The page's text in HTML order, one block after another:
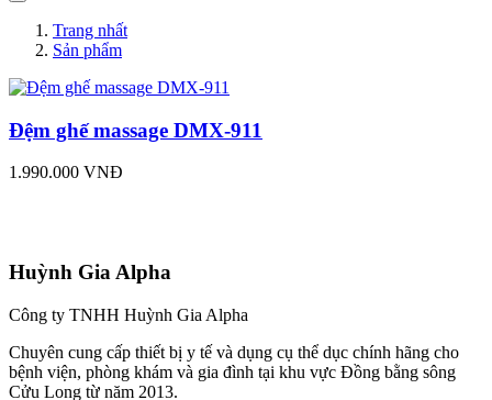
Trang nhất
Sản phẩm
Đệm ghế massage DMX‑911
1.990.000 VNĐ
Huỳnh Gia Alpha
Công ty TNHH Huỳnh Gia Alpha
Chuyên cung cấp thiết bị y tế và dụng cụ thể dục chính hãng cho
bệnh viện, phòng khám và gia đình tại khu vực Đồng bằng sông
Cửu Long từ năm 2013.